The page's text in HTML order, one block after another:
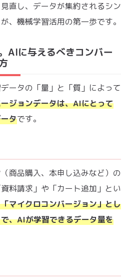
直し、データが集約されるシン
、機械学習活用の第一歩です。
AIに与えるべきコンバー
ータの「量」と「質」によって
ジョンデータは、AIにとって
タです。
商品購入、本申し込みなど）の
料請求」や「カート追加」とい
マイクロコンバージョン」とし
、AIが学習できるデータ量を